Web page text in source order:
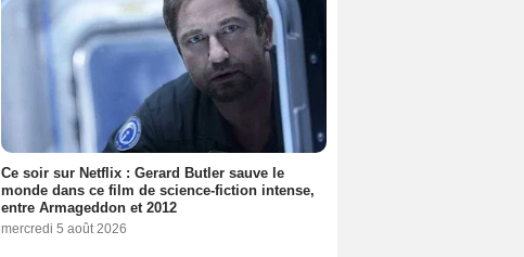
Ce soir sur Netflix : Gerard Butler sauve le
monde dans ce film de science-fiction intense,
entre Armageddon et 2012
mercredi 5 août 2026